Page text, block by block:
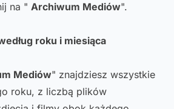
na " Archiwum Mediów".
roku i miesiąca
Mediów" znajdziesz wszystkie
roku, z liczbą plików